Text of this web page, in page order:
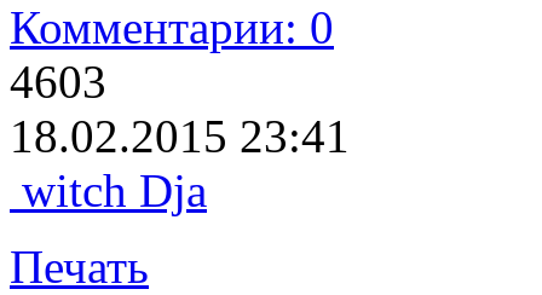
Комментарии: 0
4603
18.02.2015 23:41
witch Dja
Печать